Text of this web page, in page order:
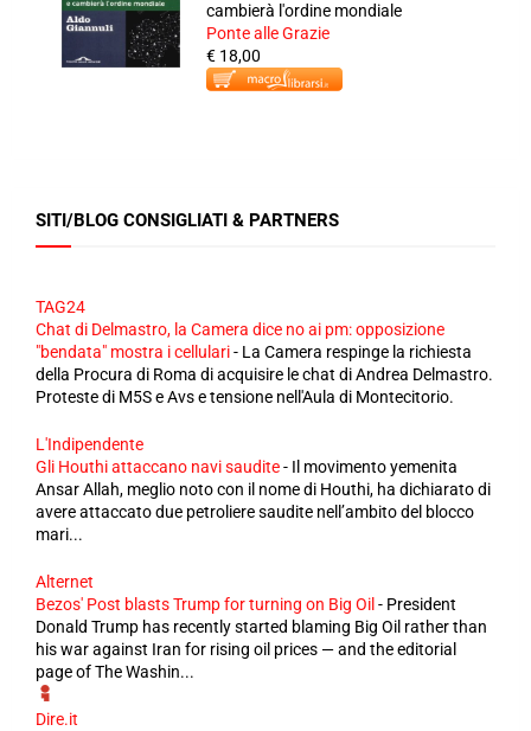
cambierà l'ordine mondiale
Ponte alle Grazie
€ 18,00
SITI/BLOG CONSIGLIATI & PARTNERS
TAG24
Chat di Delmastro, la Camera dice no ai pm: opposizione
"bendata" mostra i cellulari- La Camera respinge la richiesta
della Procura di Roma di acquisire le chat di Andrea Delmastro.
Proteste di M5S e Avs e tensione nell'Aula di Montecitorio.
L'Indipendente
Gli Houthi attaccano navi saudite- Il movimento yemenita
Ansar Allah, meglio noto con il nome di Houthi, ha dichiarato di
avere attaccato due petroliere saudite nell’ambito del blocco
mari...
Alternet
Bezos' Post blasts Trump for turning on Big Oil - President
Donald Trump has recently started blaming Big Oil rather than
his war against Iran for rising oil prices — and the editorial
page of The Washin...
Dire.it